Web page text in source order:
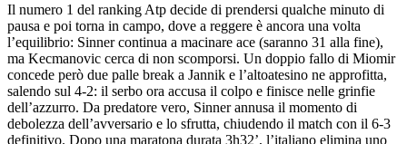
Il numero 1 del ranking Atp decide di prendersi qualche minuto di
pausa e poi torna in campo, dove a reggere è ancora una volta
l’equilibrio: Sinner continua a macinare ace (saranno 31 alla fine),
ma Kecmanovic cerca di non scomporsi. Un doppio fallo di Miomir
concede però due palle break a Jannik e l’altoatesino ne approfitta,
salendo sul 4-2: il serbo ora accusa il colpo e finisce nelle grinfie
dell’azzurro. Da predatore vero, Sinner annusa il momento di
debolezza dell’avversario e lo sfrutta, chiudendo il match con il 6-3
definitivo. Dopo una maratona durata 3h32’, l’italiano elimina uno